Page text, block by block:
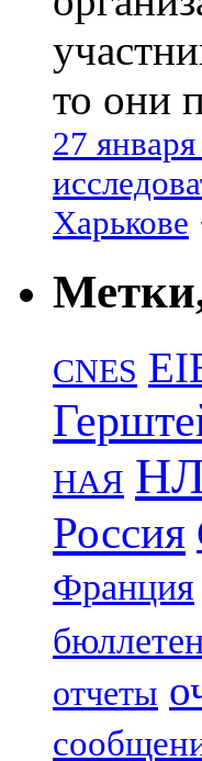
то они
27
Харькове
CNES
НАЯ
Россия
Франция
отчеты